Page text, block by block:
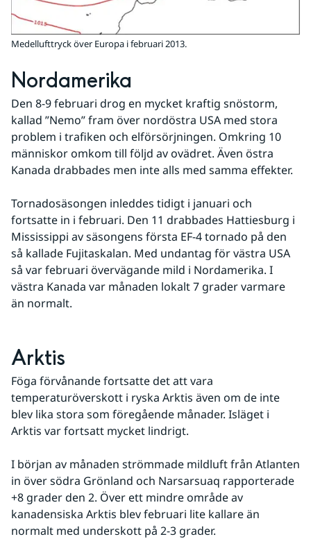
Medellufttryck över Europa i februari 2013.
Nordamerika
Den 8-9 februari drog en mycket kraftig snöstorm,
kallad ”Nemo” fram över nordöstra USA med stora
problem i trafiken och elförsörjningen. Omkring 10
människor omkom till följd av ovädret. Även östra
Kanada drabbades men inte alls med samma effekter.
Tornadosäsongen inleddes tidigt i januari och
fortsatte in i februari. Den 11 drabbades Hattiesburg i
Mississippi av säsongens första EF-4 tornado på den
så kallade Fujitaskalan. Med undantag för västra USA
så var februari övervägande mild i Nordamerika. I
västra Kanada var månaden lokalt 7 grader varmare
än normalt.
Arktis
Föga förvånande fortsatte det att vara
temperaturöverskott i ryska Arktis även om de inte
blev lika stora som föregående månader. Isläget i
Arktis var fortsatt mycket lindrigt.
I början av månaden strömmade mildluft från Atlanten
in över södra Grönland och Narsarsuaq rapporterade
+8 grader den 2. Över ett mindre område av
kanadensiska Arktis blev februari lite kallare än
normalt med underskott på 2-3 grader.